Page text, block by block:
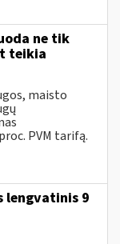
ne tik
teikia
maisto
PVM tarifą.
9